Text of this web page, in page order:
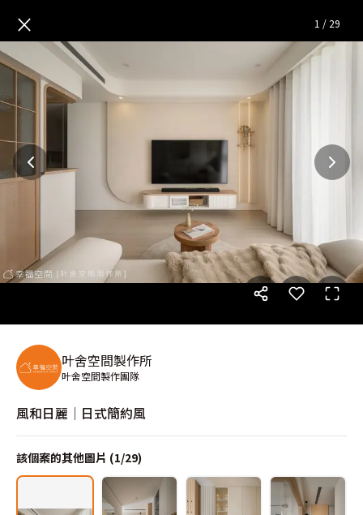
風和日麗│日式簡約風 — 完整
× 1 / 29
叶舍空間製作所
叶舍空間製作團隊
風和日麗│日式簡約風
該個案的其他圖片 (1/29)